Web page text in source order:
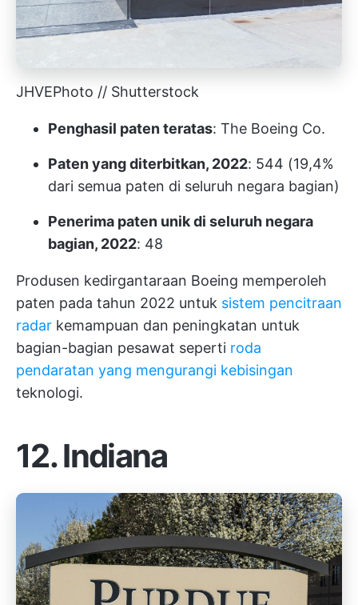
JHVEPhoto // Shutterstock
Penghasil paten teratas: The Boeing Co.
Paten yang diterbitkan, 2022: 544 (19,4%
dari semua paten di seluruh negara bagian)
Penerima paten unik di seluruh negara
bagian, 2022: 48
Produsen kedirgantaraan Boeing memperoleh
paten pada tahun 2022 untuk sistem pencitraan
radar kemampuan dan peningkatan untuk
bagian-bagian pesawat seperti roda
pendaratan yang mengurangi kebisingan
teknologi.
12. Indiana